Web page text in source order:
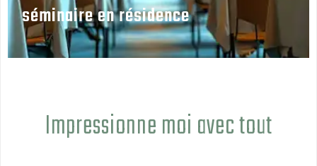
séminaire en résidence
Impressionne moi avec tout